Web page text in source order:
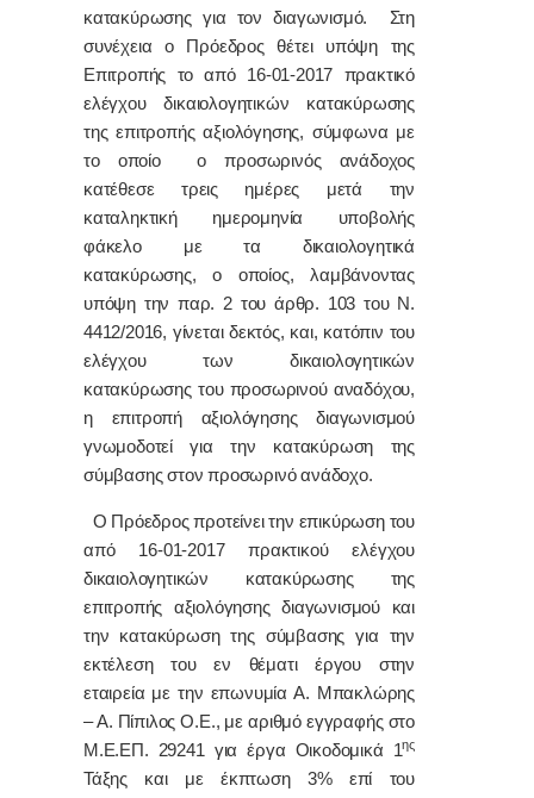
κατακύρωσης για τον διαγωνισμό. Στη
συνέχεια ο Πρόεδρος θέτει υπόψη της
Επιτροπής το από 16-01-2017 πρακτικό
ελέγχου δικαιολογητικών κατακύρωσης
της επιτροπής αξιολόγησης, σύμφωνα με
το οποίο ο προσωρινός ανάδοχος
κατέθεσε τρεις ημέρες μετά την
καταληκτική ημερομηνία υποβολής
φάκελο με τα δικαιολογητικά
κατακύρωσης, ο οποίος, λαμβάνοντας
υπόψη την παρ. 2 του άρθρ. 103 του Ν.
4412/2016, γίνεται δεκτός, και, κατόπιν του
ελέγχου των δικαιολογητικών
κατακύρωσης του προσωρινού αναδόχου,
η επιτροπή αξιολόγησης διαγωνισμού
γνωμοδοτεί για την κατακύρωση της
σύμβασης στον προσωρινό ανάδοχο.
Ο Πρόεδρος προτείνει την επικύρωση του
από 16-01-2017 πρακτικού ελέγχου
δικαιολογητικών κατακύρωσης της
επιτροπής αξιολόγησης διαγωνισμού και
την κατακύρωση της σύμβασης για την
εκτέλεση του εν θέματι έργου στην
εταιρεία με την επωνυμία Α. Μπακλώρης
– Α. Πίπιλος Ο.Ε., με αριθμό εγγραφής στο
Μ.Ε.ΕΠ. 29241 για έργα Οικοδομικά 1ης
Τάξης και με έκπτωση 3% επί του